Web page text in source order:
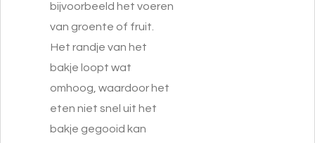
bijvoorbeeld het voeren
van groente of fruit.
Het randje van het
bakje loopt wat
omhoog, waardoor het
eten niet snel uit het
bakje gegooid kan